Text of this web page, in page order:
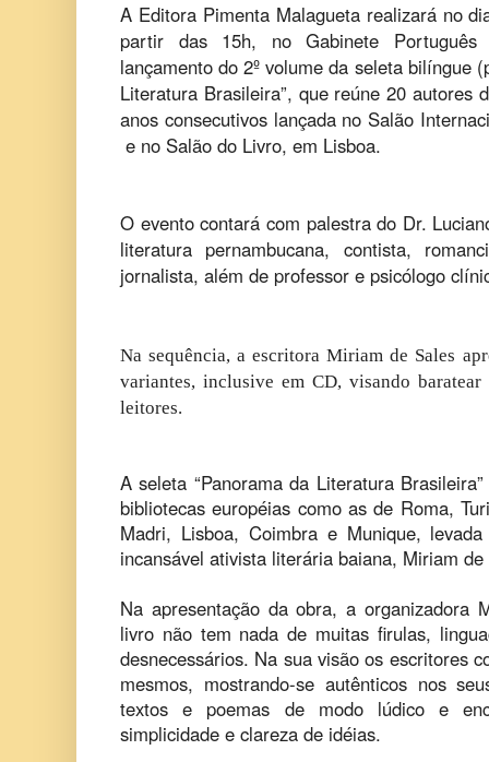
A Editora Pimenta Malagueta realizará no
partir das 15h, no Gabinete
lançamento do 2º volume da seleta bilíngue
Literatura Brasileira”, que reúne 20 autores
anos consecutivos lançada no Salão
e no Salão do Livro, em Lisboa.
O evento contará com palestra do Dr.
literatura pernambucana, contista,
jornalista, além de professor e psicólogo
Na sequência, a escritora Miriam de Sales
variantes, inclusive em CD, visando
leitores.
A seleta “Panorama da Literatura
bibliotecas européias como as de Roma,
Madri, Lisboa, Coimbra e Munique,
incansável ativista literária baiana, Miriam
Na apresentação da obra, a organizadora
livro não tem nada de muitas firulas,
desnecessários. Na sua visão os escritores
mesmos, mostrando-se autênticos nos
textos e poemas de modo lúdico e
simplicidade e clareza de idéias.